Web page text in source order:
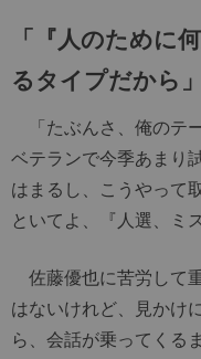
「『人のために
るタイプだから」
「たぶんさ、俺のテ
ベテランで今季あまり
はまるし、こうやって
といてよ、『人選、ミ
佐藤優也に苦労して
はないけれど、見かけ
ら、会話が乗ってくる